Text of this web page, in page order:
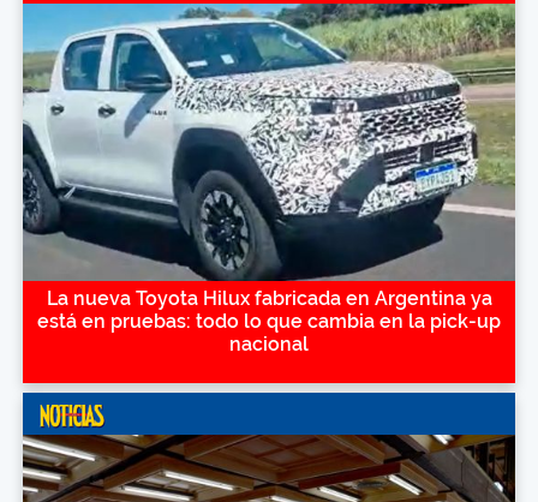
La nueva Toyota Hilux fabricada en Argentina ya
está en pruebas: todo lo que cambia en la pick-up
nacional